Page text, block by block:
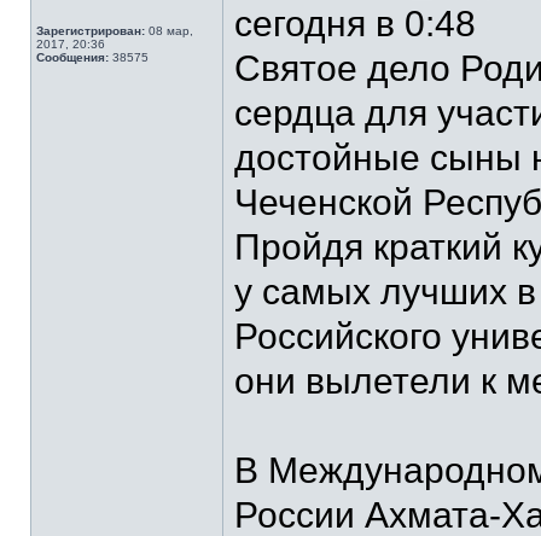
Зарегистрирован: 08 мар,
2017, 20:36
Сообщения: 38575
сегодня в 0:48
Святое дело
сердца для
достойные сыны
Чеченской
Пройдя краткий
у самых лучших в
Российского
они вылетели к
В
России Ахмата-